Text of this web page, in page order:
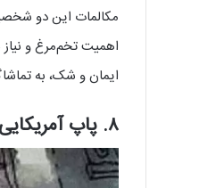
مکالمات این دو
اهمیت تخم‌مرغ و
ایمان و شک، به
۸. پاپ آمریکایی (American Pop)